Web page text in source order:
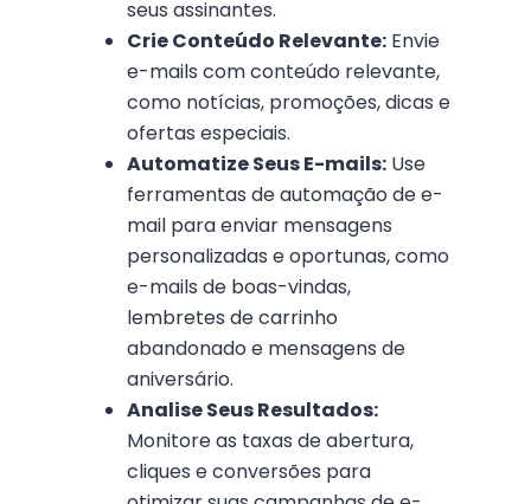
seus assinantes.
Crie Conteúdo Relevante: Envie
e-mails com conteúdo relevante,
como notícias, promoções, dicas e
ofertas especiais.
Automatize Seus E-mails: Use
ferramentas de automação de e-
mail para enviar mensagens
personalizadas e oportunas, como
e-mails de boas-vindas,
lembretes de carrinho
abandonado e mensagens de
aniversário.
Analise Seus Resultados:
Monitore as taxas de abertura,
cliques e conversões para